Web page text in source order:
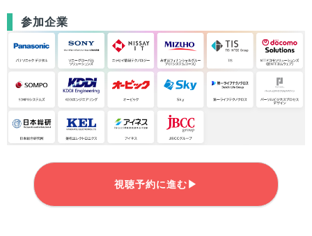
参加企業
視聴予約に進む▶